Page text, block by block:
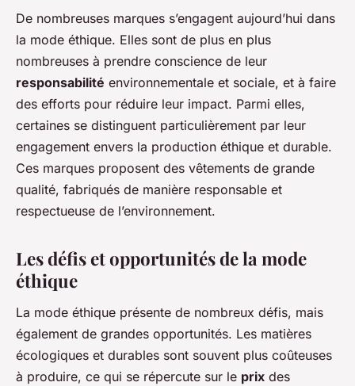
De nombreuses marques s’engagent aujourd’hui dans
la mode éthique. Elles sont de plus en plus
nombreuses à prendre conscience de leur
responsabilité environnementale et sociale, et à faire
des efforts pour réduire leur impact. Parmi elles,
certaines se distinguent particulièrement par leur
engagement envers la production éthique et durable.
Ces marques proposent des vêtements de grande
qualité, fabriqués de manière responsable et
respectueuse de l’environnement.
Les défis et opportunités de la mode
éthique
La mode éthique présente de nombreux défis, mais
également de grandes opportunités. Les matières
écologiques et durables sont souvent plus coûteuses
à produire, ce qui se répercute sur le prix des